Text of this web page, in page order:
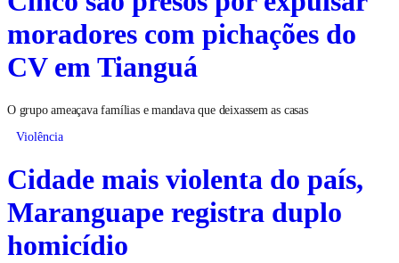
moradores com pichações do
CV em Tianguá
O grupo ameaçava famílias e mandava que deixassem as casas
Violência
Cidade mais violenta do país,
Maranguape registra duplo
homicídio